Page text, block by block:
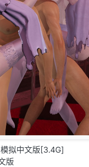
拟中文版[3.4G]
版